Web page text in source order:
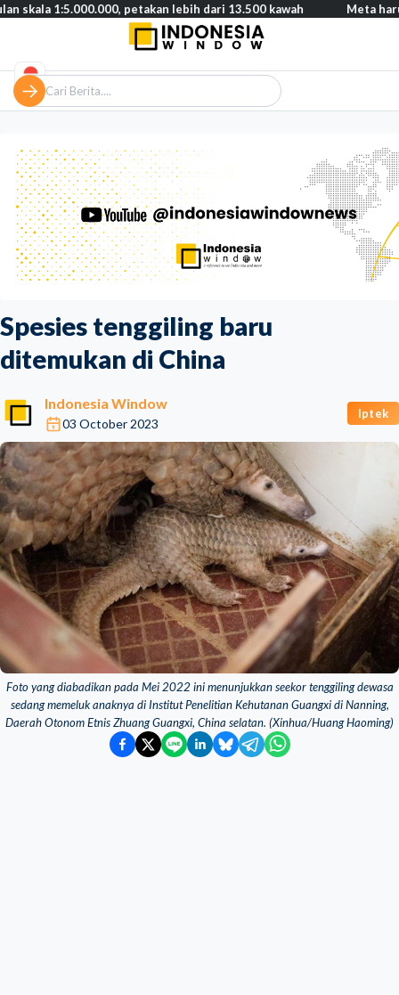
Spesies tenggiling baru
ditemukan di China
Indonesia Window
03 October 2023
Iptek
Foto yang diabadikan pada Mei 2022 ini menunjukkan seekor tenggiling dewasa
sedang memeluk anaknya di Institut Penelitian Kehutanan Guangxi di Nanning,
Daerah Otonom Etnis Zhuang Guangxi, China selatan. (Xinhua/Huang Haoming)
petakan lebih dari 13.500 kawah Meta harus bayar